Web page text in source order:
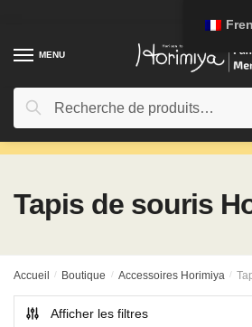
contenuMENU
Rechercher:
Recherche
Tapis de souris
Accueil / Boutique / Accessoires Horimiya /
Afficher les filtres